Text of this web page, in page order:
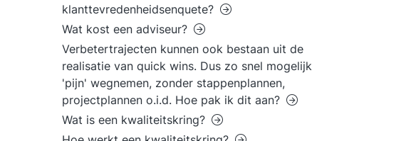
klanttevredenheidsenquete?
Wat kost een adviseur?
Verbetertrajecten kunnen ook bestaan uit de
realisatie van quick wins. Dus zo snel mogelijk
'pijn' wegnemen, zonder stappenplannen,
projectplannen o.i.d. Hoe pak ik dit aan?
Wat is een kwaliteitskring?